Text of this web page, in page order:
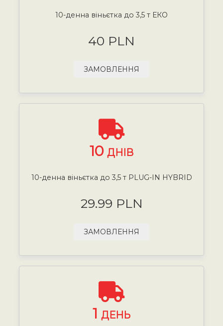
10-денна віньєтка до 3,5 т ЕКО
40 PLN
ЗАМОВЛЕННЯ
10 ДНІВ
10-денна віньєтка до 3,5 т PLUG-IN HYBRID
29.99 PLN
ЗАМОВЛЕННЯ
1 ДЕНЬ